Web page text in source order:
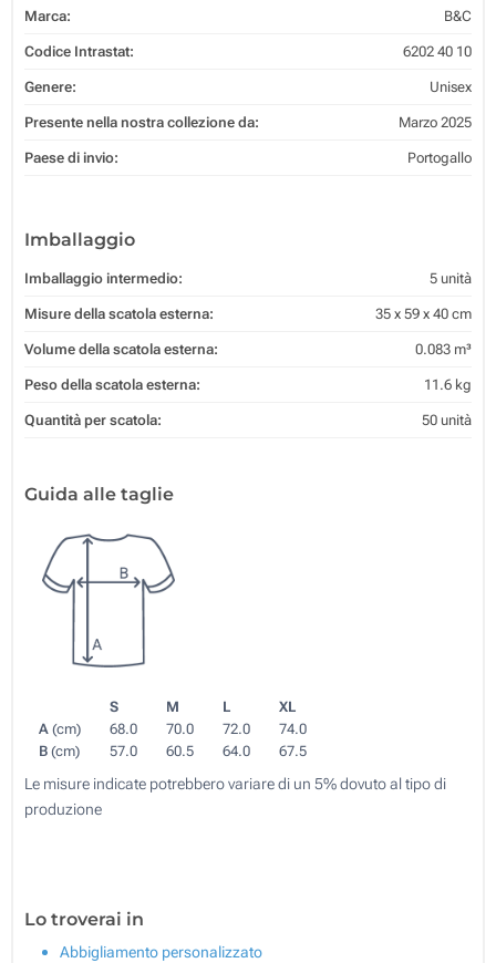
Marca: B&C
Codice Intrastat: 6202 40 10
Genere: Unisex
Presente nella nostra collezione da: Marzo 2025
Paese di invio: Portogallo
Imballaggio
Imballaggio intermedio: 5 unità
Misure della scatola esterna: 35 x 59 x 40 cm
Volume della scatola esterna: 0.083 m³
Peso della scatola esterna: 11.6 kg
Quantità per scatola: 50 unità
Guida alle taglie
S M L
XL
A (cm) 68.0 70.0 72.0
74.0
B (cm) 57.0 60.5 64.0 67.5
Le misure indicate potrebbero variare di un 5% dovuto al tipo di
produzione
Lo troverai in
Abbigliamento personalizzato